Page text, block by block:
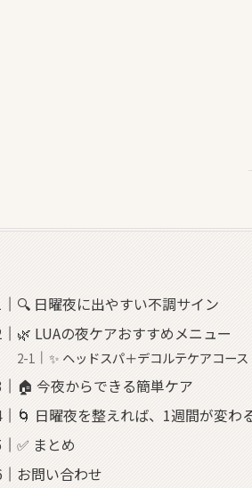
🔍 日曜夜に出やすい不調サイン
🌿 LUAの夜ケアおすすめメニュー
✨ ヘッドスパ＋デコルテケアコース
🏠 今夜からできる簡単ケア
🌀 日曜夜を整えれば、1週間が変わ
✅ まとめ
お問い合わせ